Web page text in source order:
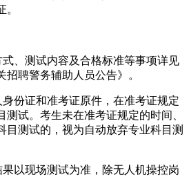
测试内容及合格标准等事项详见
招聘警务辅助人员公告》。
证和准考证原件，在准考证规定
测试。考生未在准考证规定的时间、
目测试的，视为自动放弃专业科目测
现场测试为准，除无人机操控岗